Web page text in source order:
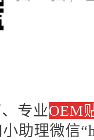
专业OEM
助理微信